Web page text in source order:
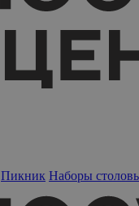
Пикник Наборы